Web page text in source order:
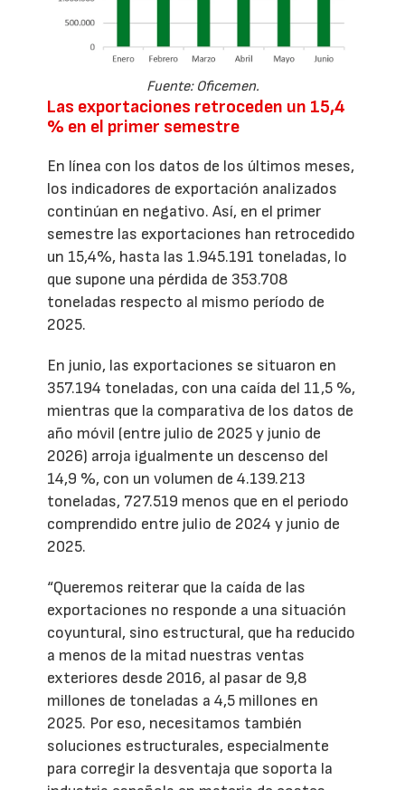
Fuente: Oficemen.
Las exportaciones retroceden un 15,4
% en el primer semestre
En línea con los datos de los últimos meses,
los indicadores de exportación analizados
continúan en negativo. Así, en el primer
semestre las exportaciones han retrocedido
un 15,4%, hasta las 1.945.191 toneladas, lo
que supone una pérdida de 353.708
toneladas respecto al mismo período de
2025.
En junio, las exportaciones se situaron en
357.194 toneladas, con una caída del 11,5 %,
mientras que la comparativa de los datos de
año móvil (entre julio de 2025 y junio de
2026) arroja igualmente un descenso del
14,9 %, con un volumen de 4.139.213
toneladas, 727.519 menos que en el periodo
comprendido entre julio de 2024 y junio de
2025.
“Queremos reiterar que la caída de las
exportaciones no responde a una situación
coyuntural, sino estructural, que ha reducido
a menos de la mitad nuestras ventas
exteriores desde 2016, al pasar de 9,8
millones de toneladas a 4,5 millones en
2025. Por eso, necesitamos también
soluciones estructurales, especialmente
para corregir la desventaja que soporta la